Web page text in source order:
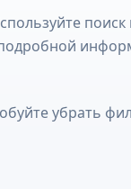
убрать